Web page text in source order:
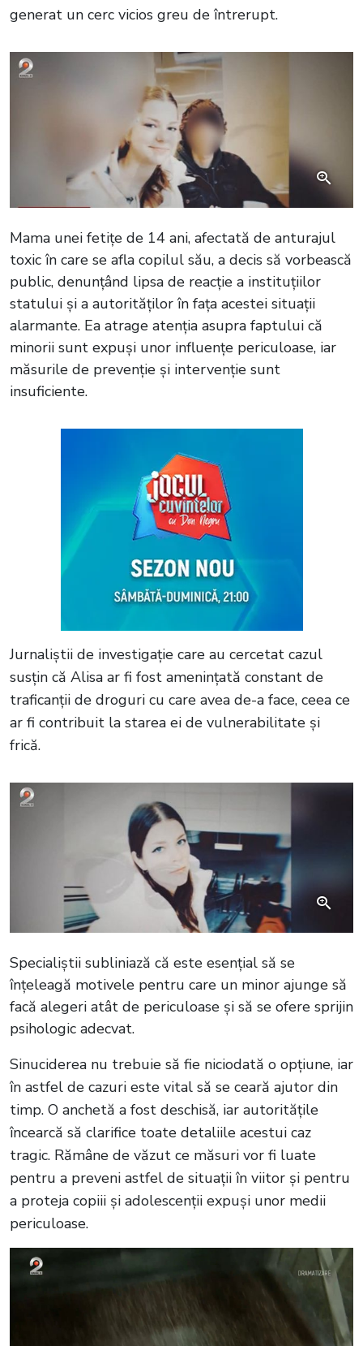
generat un cerc vicios greu de întrerupt.
Mama unei fetițe de 14 ani, afectată de anturajul
toxic în care se afla copilul său, a decis să vorbească
public, denunțând lipsa de reacție a instituțiilor
statului și a autorităților în fața acestei situații
alarmante. Ea atrage atenția asupra faptului că
minorii sunt expuși unor influențe periculoase, iar
măsurile de prevenție și intervenție sunt
insuficiente.
Jurnaliștii de investigație care au cercetat cazul
susțin că Alisa ar fi fost amenințată constant de
traficanții de droguri cu care avea de-a face, ceea ce
ar fi contribuit la starea ei de vulnerabilitate și
frică.
Specialiștii subliniază că este esențial să se
înțeleagă motivele pentru care un minor ajunge să
facă alegeri atât de periculoase și să se ofere sprijin
psihologic adecvat.
Sinuciderea nu trebuie să fie niciodată o opțiune, iar
în astfel de cazuri este vital să se ceară ajutor din
timp. O anchetă a fost deschisă, iar autoritățile
încearcă să clarifice toate detaliile acestui caz
tragic. Rămâne de văzut ce măsuri vor fi luate
pentru a preveni astfel de situații în viitor și pentru
a proteja copiii și adolescenții expuși unor medii
periculoase.